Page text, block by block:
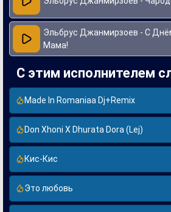
Эльбрус Джанмирзоев - С
Мама!
С этим исполнителем
Made In Romaniaa Dj+Remix
Don Xhoni X Dhurata Dora (Lej)
Кис-Кис
Это любовь